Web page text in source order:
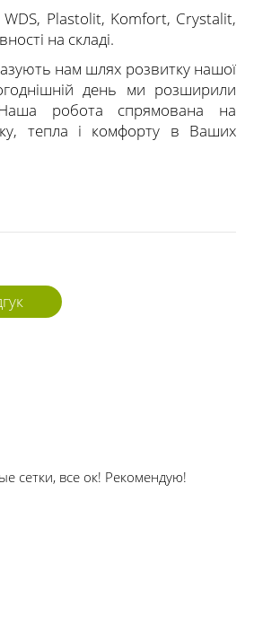
WDS, Plastolit, Komfort, Crystalit,
на складі.
нам шлях розвитку нашої
день ми розширили
робота спрямована на
тепла і комфорту в Ваших
сетки, все ок! Рекомендую!